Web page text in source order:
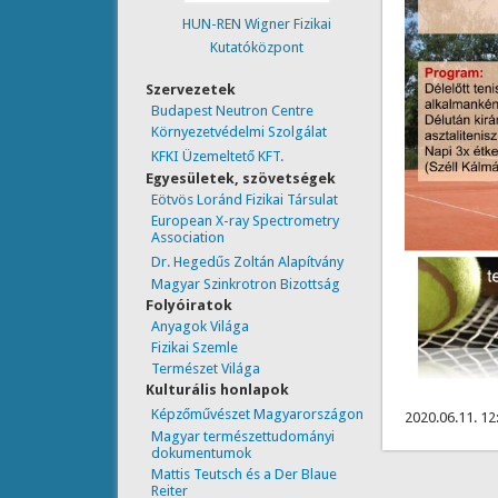
2020.06.11.
HUN-REN Wigner Fizikai
Kutatóközpont
Szervezetek
Budapest Neutron Centre
Környezetvédelmi Szolgálat
KFKI Üzemeltető KFT.
Egyesületek, szövetségek
Eötvös Loránd Fizikai Társulat
European X-ray Spectrometry
Association
Dr. Hegedűs Zoltán Alapítvány
Magyar Szinkrotron Bizottság
Folyóiratok
Anyagok Világa
Fizikai Szemle
Természet Világa
Kulturális honlapok
Képzőművészet Magyarországon
Magyar természettudományi
dokumentumok
Mattis Teutsch és a Der Blaue
Reiter